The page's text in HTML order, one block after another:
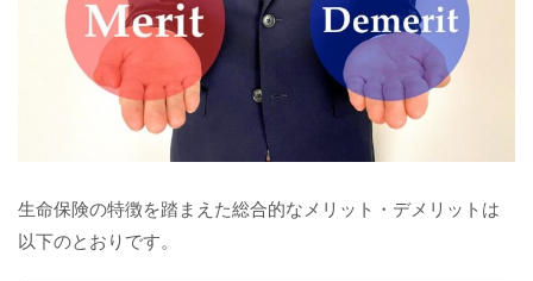
生命保険の特徴を踏まえた総合的なメリット・デメリットは
以下のとおりです。